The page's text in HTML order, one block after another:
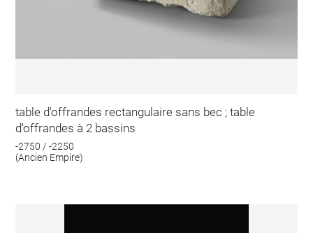
table d'offrandes rectangulaire sans bec ; table
d'offrandes à 2 bassins
-2750 / -2250
(Ancien Empire)